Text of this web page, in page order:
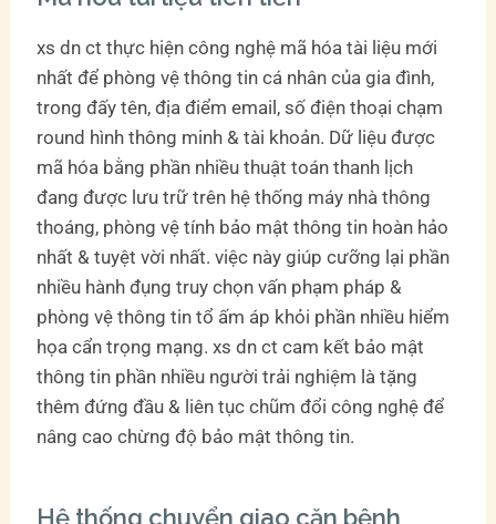
xs dn ct thực hiện công nghệ mã hóa tài liệu mới
nhất để phòng vệ thông tin cá nhân của gia đình,
trong đấy tên, địa điểm email, số điện thoại chạm
round hình thông minh & tài khoản. Dữ liệu được
mã hóa bằng phần nhiều thuật toán thanh lịch
đang được lưu trữ trên hệ thống máy nhà thông
thoáng, phòng vệ tính bảo mật thông tin hoàn hảo
nhất & tuyệt vời nhất. việc này giúp cưỡng lại phần
nhiều hành đụng truy chọn vấn phạm pháp &
phòng vệ thông tin tổ ấm áp khỏi phần nhiều hiểm
họa cẩn trọng mạng. xs dn ct cam kết bảo mật
thông tin phần nhiều người trải nghiệm là tặng
thêm đứng đầu & liên tục chũm đổi công nghệ để
nâng cao chừng độ bảo mật thông tin.
Hệ thống chuyển giao căn bệnh